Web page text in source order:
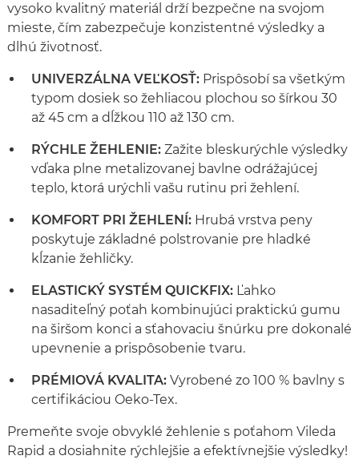
vysoko kvalitný materiál drží bezpečne na svojom
mieste, čím zabezpečuje konzistentné výsledky a
dlhú životnosť.
UNIVERZÁLNA VEĽKOSŤ: Prispôsobí sa všetkým
typom dosiek so žehliacou plochou so šírkou 30
až 45 cm a dĺžkou 110 až 130 cm.
RÝCHLE ŽEHLENIE: Zažite bleskurýchle výsledky
vďaka plne metalizovanej bavlne odrážajúcej
teplo, ktorá urýchli vašu rutinu pri žehlení.
KOMFORT PRI ŽEHLENÍ: Hrubá vrstva peny
poskytuje základné polstrovanie pre hladké
kĺzanie žehličky.
ELASTICKÝ SYSTÉM QUICKFIX: Ľahko
nasaditeľný poťah kombinujúci praktickú gumu
na širšom konci a sťahovaciu šnúrku pre dokonalé
upevnenie a prispôsobenie tvaru.
PRÉMIOVÁ KVALITA: Vyrobené zo 100 % bavlny s
certifikáciou Oeko-Tex.
Premeňte svoje obvyklé žehlenie s poťahom Vileda
Rapid a dosiahnite rýchlejšie a efektívnejšie výsledky!